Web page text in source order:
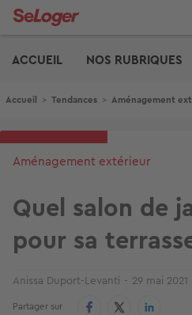
Aller
ACCUEIL
NOS RUBRIQUES
Fil d'Ariane
Accueil > Tendances > Aménagement
Aménagement extérieur
Quel salon de
pour sa
Anissa Duport-Levanti 29 mai 2021
Partager sur